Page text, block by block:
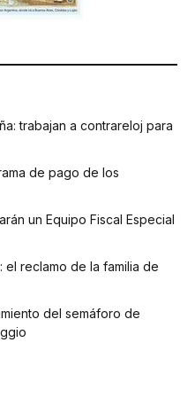
trabajan a contrareloj para
de pago de los
un Equipo Fiscal Especial
el reclamo de la familia de
del semáforo de